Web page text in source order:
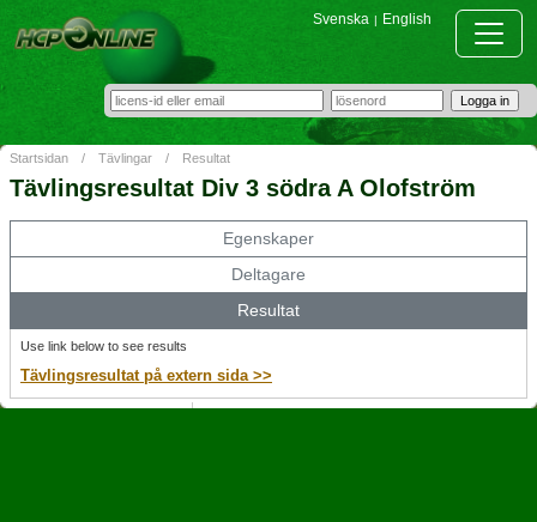
Svenska | English
Startsidan / Tävlingar / Resultat
Tävlingsresultat Div 3 södra A Olofström
Egenskaper
Deltagare
Resultat
Use link below to see results
Tävlingsresultat på extern sida >>